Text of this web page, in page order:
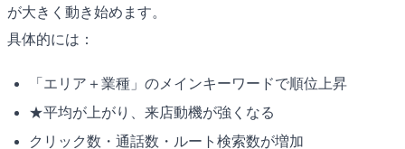
が大きく動き始めます。
具体的には：
「エリア＋業種」のメインキーワードで順位上昇
★平均が上がり、来店動機が強くなる
クリック数・通話数・ルート検索数が増加